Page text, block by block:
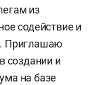
из
содействие и
Приглашаю
создании и
на базе